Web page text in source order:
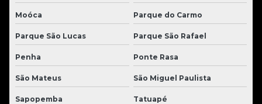
Moóca Parque do Carmo
Parque São Lucas Parque São Rafael
Penha Ponte Rasa
São Mateus São Miguel Paulista
Sapopemba Tatuapé